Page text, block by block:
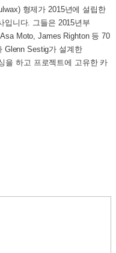
형제가 2015년에 설립한
입니다. 그들은 2015년부
Moto, James Righton 등 70
Glenn Sestig가 설계한
을 하고 프로젝트에 고유한 카